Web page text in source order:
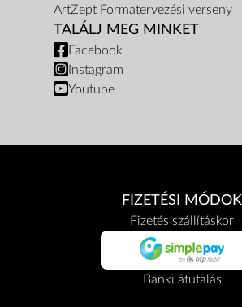
ArtZept Formatervezési verseny
TALÁLJ MEG MINKET
Facebook
Instagram
Youtube
FIZETÉSI MÓDOK
Fizetés szállításkor
Banki átutalás